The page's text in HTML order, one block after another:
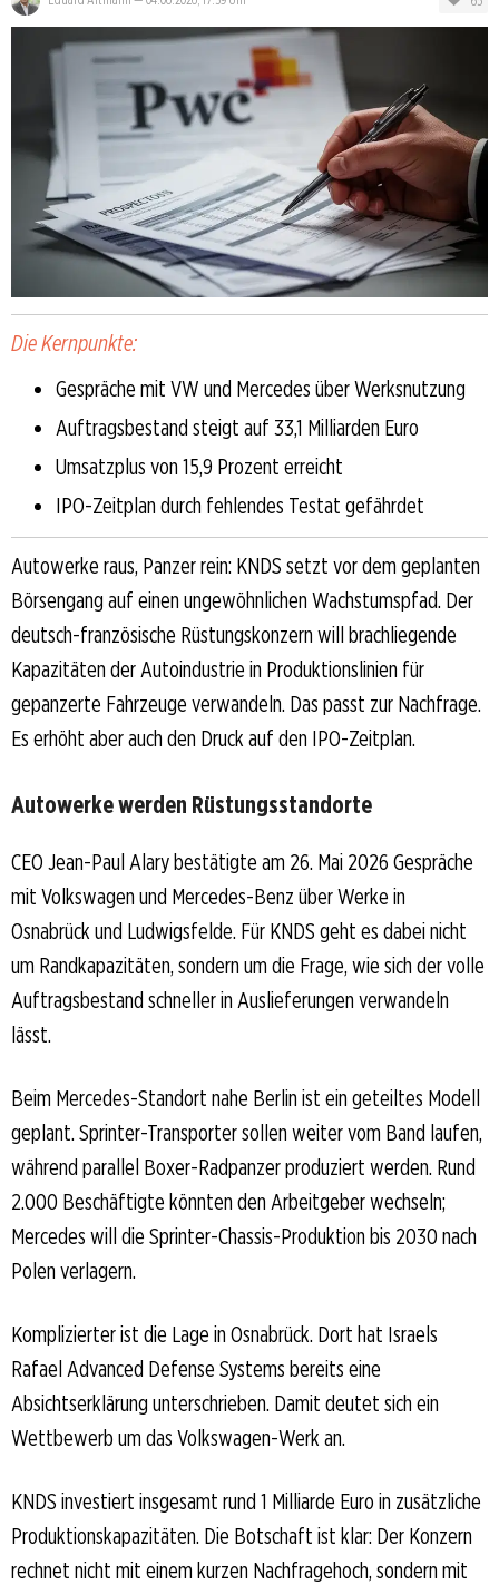
Die Kernpunkte:
Gespräche mit VW und Mercedes über Werksnutzung
Auftragsbestand steigt auf 33,1 Milliarden Euro
Umsatzplus von 15,9 Prozent erreicht
IPO-Zeitplan durch fehlendes Testat gefährdet
Autowerke raus, Panzer rein: KNDS setzt vor dem geplanten
Börsengang auf einen ungewöhnlichen Wachstumspfad. Der
deutsch-französische Rüstungskonzern will brachliegende
Kapazitäten der Autoindustrie in Produktionslinien für
gepanzerte Fahrzeuge verwandeln. Das passt zur Nachfrage.
Es erhöht aber auch den Druck auf den IPO-Zeitplan.
Autowerke werden Rüstungsstandorte
CEO Jean-Paul Alary bestätigte am 26. Mai 2026 Gespräche
mit Volkswagen und Mercedes-Benz über Werke in
Osnabrück und Ludwigsfelde. Für KNDS geht es dabei nicht
um Randkapazitäten, sondern um die Frage, wie sich der volle
Auftragsbestand schneller in Auslieferungen verwandeln
lässt.
Beim Mercedes-Standort nahe Berlin ist ein geteiltes Modell
geplant. Sprinter-Transporter sollen weiter vom Band laufen,
während parallel Boxer-Radpanzer produziert werden. Rund
2.000 Beschäftigte könnten den Arbeitgeber wechseln;
Mercedes will die Sprinter-Chassis-Produktion bis 2030 nach
Polen verlagern.
Komplizierter ist die Lage in Osnabrück. Dort hat Israels
Rafael Advanced Defense Systems bereits eine
Absichtserklärung unterschrieben. Damit deutet sich ein
Wettbewerb um das Volkswagen-Werk an.
KNDS investiert insgesamt rund 1 Milliarde Euro in zusätzliche
Produktionskapazitäten. Die Botschaft ist klar: Der Konzern
rechnet nicht mit einem kurzen Nachfragehoch, sondern mit